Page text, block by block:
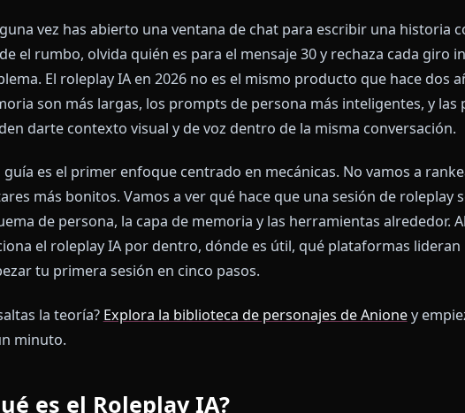
Si alguna vez has abierto una ventana de chat para escribir
pierde el rumbo, olvida quién es para el mensaje 30 y rechaza
problema. El roleplay IA en 2026 no es el mismo producto que
memoria son más largas, los prompts de persona más
pueden darte contexto visual y de voz dentro de la misma
avatares más bonitos. Vamos a ver qué hace que una sesión
esquema de persona, la capa de memoria y las herramientas
empezar tu primera sesión en cinco pasos.